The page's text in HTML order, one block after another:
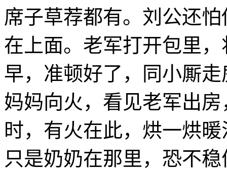
席子草荐都有。刘公还
在上面。老军打开包里
早，准顿好了，同小厮
妈妈向火，看见老军出
时，有火在此，烘一烘
只是奶奶在那里，恐不